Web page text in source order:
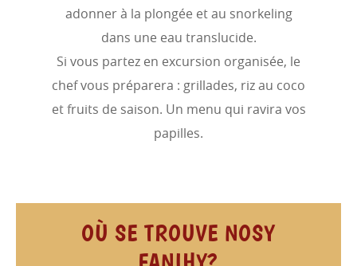
adonner à la plongée et au snorkeling
dans une eau translucide.
Si vous partez en excursion organisée, le
chef vous préparera : grillades, riz au coco
et fruits de saison. Un menu qui ravira vos
papilles.
OÙ SE TROUVE NOSY